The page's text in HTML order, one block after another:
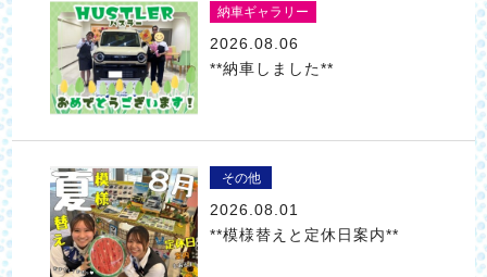
納車ギャラリー
2026.08.06
**納車しました**
その他
2026.08.01
**模様替えと定休日案内**